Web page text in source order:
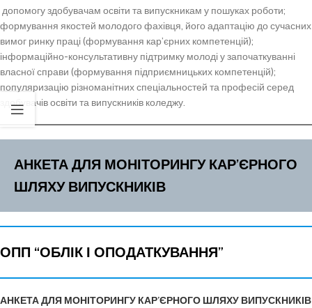
допомогу здобувачам освіти та випускникам у пошуках роботи;
формування якостей молодого фахівця, його адаптацію до сучасних
вимог ринку праці (формування кар’єрних компетенцій);
інформаційно-консультативну підтримку молоді у започаткуванні
власної справи (формування підприємницьких компетенцій);
популяризацію різноманітних спеціальностей та професій серед
здобувачів освіти та випускників коледжу.
АНКЕТА ДЛЯ МОНІТОРИНГУ КАР’ЄРНОГО
ШЛЯХУ ВИПУСКНИКІВ
ОПП “ОБЛІК І ОПОДАТКУВАННЯ”
АНКЕТА ДЛЯ МОНІТОРИНГУ КАР’ЄРНОГО ШЛЯХУ ВИПУСКНИКІВ